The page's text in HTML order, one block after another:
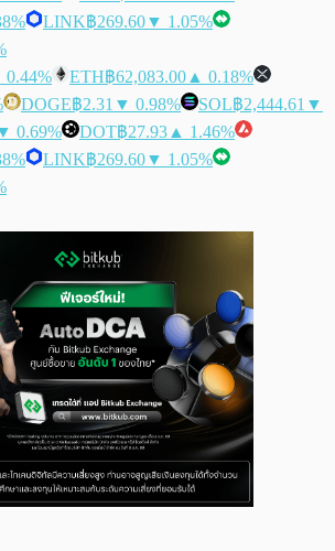
LINK฿269.60▼ 1.05%
0.44% ETH฿62,083.00 ▲ 0.18%
DOGE฿2.31 ▼ 0.98% SOL฿2,444.61 ▼
0.69% DOT฿27.93 ▲ 1.46%
LINK฿269.60▼ 1.05%